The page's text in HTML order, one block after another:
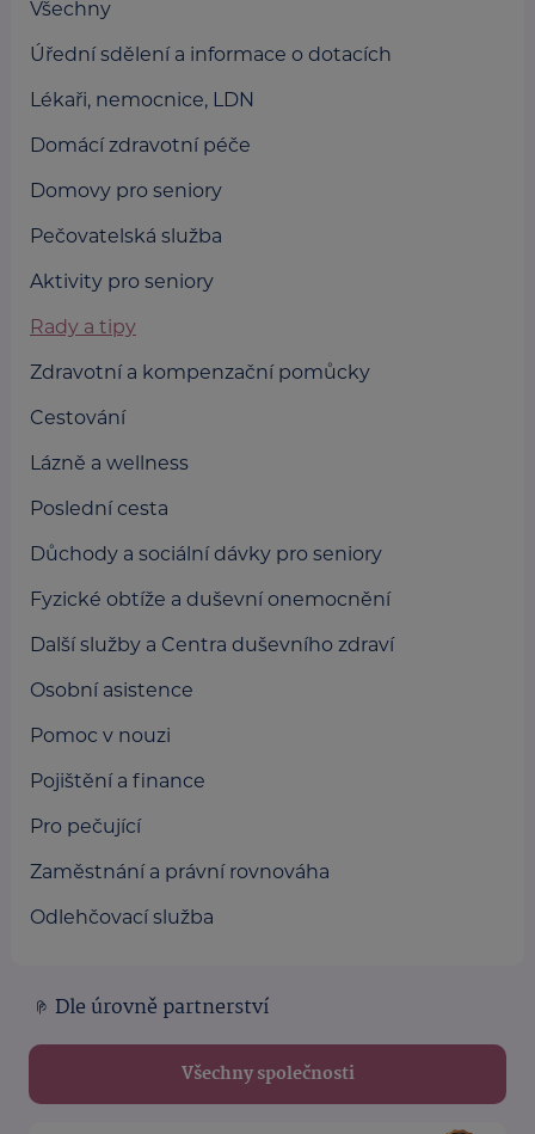
Všechny
Úřední sdělení a informace o dotacích
Lékaři, nemocnice, LDN
Domácí zdravotní péče
Domovy pro seniory
Pečovatelská služba
Aktivity pro seniory
Rady a tipy
Zdravotní a kompenzační pomůcky
Cestování
Lázně a wellness
Poslední cesta
Důchody a sociální dávky pro seniory
Fyzické obtíže a duševní onemocnění
Další služby a Centra duševního zdraví
Osobní asistence
Pomoc v nouzi
Pojištění a finance
Pro pečující
Zaměstnání a právní rovnováha
Odlehčovací služba
Dle úrovně partnerství
Všechny společnosti